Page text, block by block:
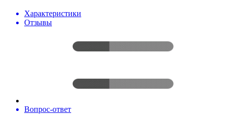
Характеристики
Отзывы
Вопрос-ответ